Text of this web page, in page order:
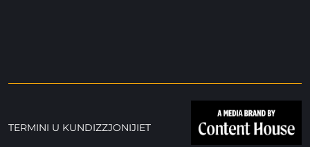
TERMINI U KUNDIZZJONIJIET